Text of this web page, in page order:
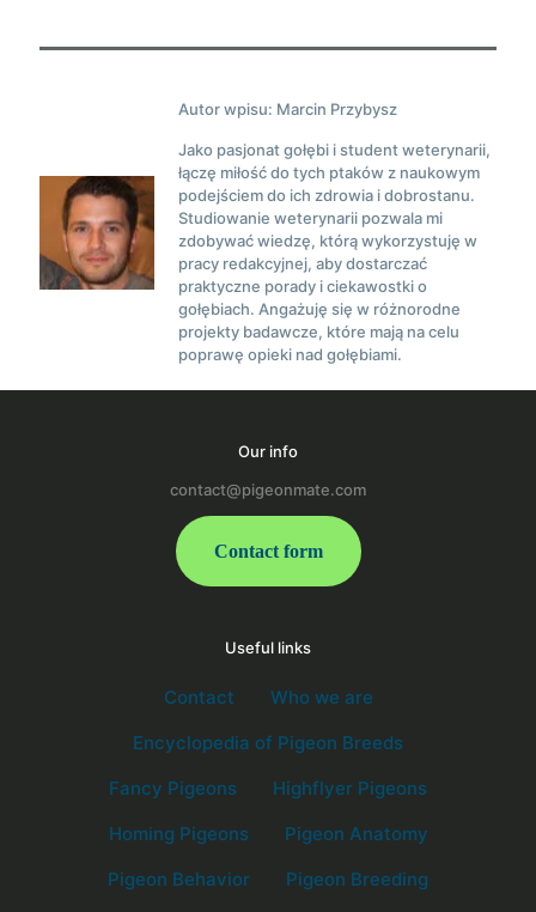
Autor wpisu: Marcin Przybysz
Jako pasjonat gołębi i student weterynarii,
łączę miłość do tych ptaków z naukowym
podejściem do ich zdrowia i dobrostanu.
Studiowanie weterynarii pozwala mi
zdobywać wiedzę, którą wykorzystuję w
pracy redakcyjnej, aby dostarczać
praktyczne porady i ciekawostki o
gołębiach. Angażuję się w różnorodne
projekty badawcze, które mają na celu
poprawę opieki nad gołębiami.
Our info
contact@pigeonmate.com
Contact form
Useful links
Contact
Who we are
Encyclopedia of Pigeon Breeds
Fancy Pigeons
Highflyer Pigeons
Homing Pigeons
Pigeon Anatomy
Pigeon Behavior
Pigeon Breeding